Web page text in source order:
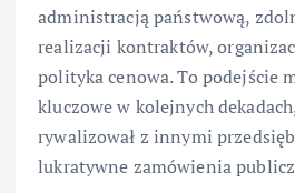
administracją państwową,
realizacji kontraktów,
polityka cenowa. To podejście
kluczowe w kolejnych
rywalizował z innymi
lukratywne zamówienia